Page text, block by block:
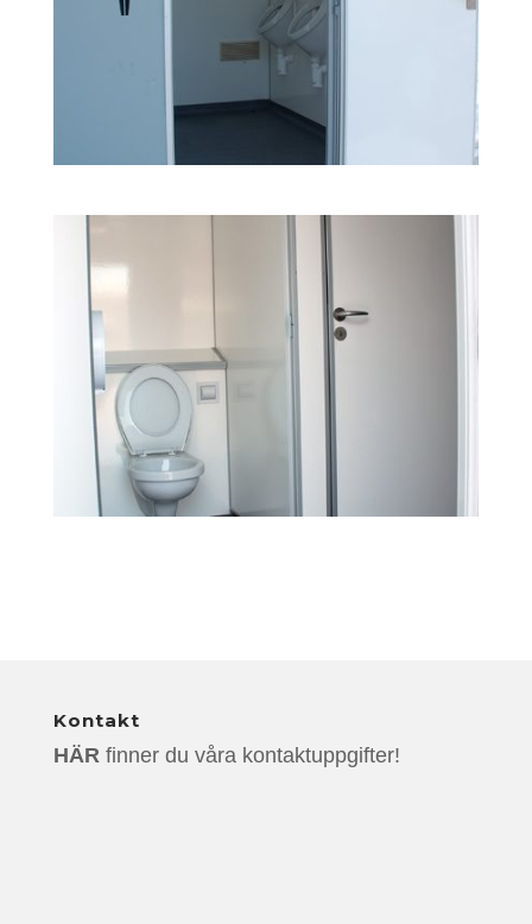
Kontakt
HÄRfinner du våra kontaktuppgifter!